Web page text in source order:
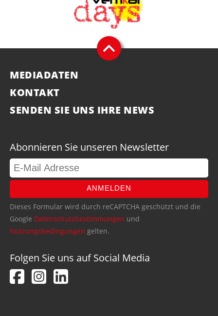
MEDIADATEN
KONTAKT
SENDEN SIE UNS IHRE NEWS
Abonnieren Sie unseren Newsletter
ANMELDEN
Dieses Formular wird durch reCAPTCHA geschützt und die
Google Datenschutzbestimmungen und
Nutzungsbedingungen gelten.
Folgen Sie uns auf Social Media